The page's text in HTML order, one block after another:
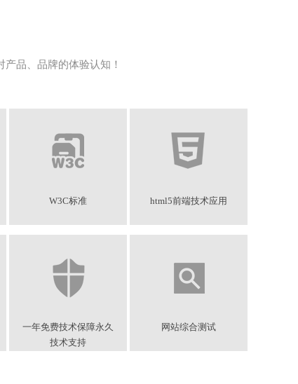
品、品牌的体验认知！
W3C标准 html5前端技术应用
一年免费技术保障永久
技术支持
网站综合测试